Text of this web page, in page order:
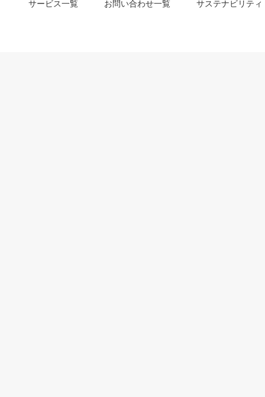
サービス一覧 お問い合わせ一覧 サステナビリティ